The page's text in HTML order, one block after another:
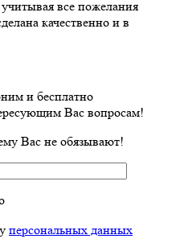
все пожелания
качественно и в
и бесплатно
Вас вопросам!
Вас не обязывают!
персональных данных